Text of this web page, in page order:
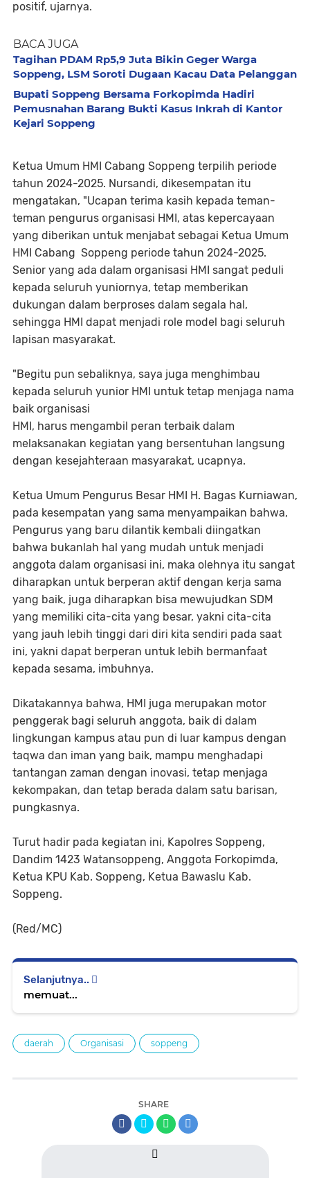
positif, ujarnya.
BACA JUGA
Tagihan PDAM Rp5,9 Juta Bikin Geger Warga
Soppeng, LSM Soroti Dugaan Kacau Data Pelanggan
Bupati Soppeng Bersama Forkopimda Hadiri
Pemusnahan Barang Bukti Kasus Inkrah di Kantor
Kejari Soppeng
Ketua Umum HMI Cabang Soppeng terpilih periode
tahun 2024-2025. Nursandi, dikesempatan itu
mengatakan, "Ucapan terima kasih kepada teman-
teman pengurus organisasi HMI, atas kepercayaan
yang diberikan untuk menjabat sebagai Ketua Umum
HMI Cabang Soppeng periode tahun 2024-2025.
Senior yang ada dalam organisasi HMI sangat peduli
kepada seluruh yuniornya, tetap memberikan
dukungan dalam berproses dalam segala hal,
sehingga HMI dapat menjadi role model bagi seluruh
lapisan masyarakat.
"Begitu pun sebaliknya, saya juga menghimbau
kepada seluruh yunior HMI untuk tetap menjaga nama
baik organisasi
HMI, harus mengambil peran terbaik dalam
melaksanakan kegiatan yang bersentuhan langsung
dengan kesejahteraan masyarakat, ucapnya.
Ketua Umum Pengurus Besar HMI H. Bagas Kurniawan,
pada kesempatan yang sama menyampaikan bahwa,
Pengurus yang baru dilantik kembali diingatkan
bahwa bukanlah hal yang mudah untuk menjadi
anggota dalam organisasi ini, maka olehnya itu sangat
diharapkan untuk berperan aktif dengan kerja sama
yang baik, juga diharapkan bisa mewujudkan SDM
yang memiliki cita-cita yang besar, yakni cita-cita
yang jauh lebih tinggi dari diri kita sendiri pada saat
ini, yakni dapat berperan untuk lebih bermanfaat
kepada sesama, imbuhnya.
Dikatakannya bahwa, HMI juga merupakan motor
penggerak bagi seluruh anggota, baik di dalam
lingkungan kampus atau pun di luar kampus dengan
taqwa dan iman yang baik, mampu menghadapi
tantangan zaman dengan inovasi, tetap menjaga
kekompakan, dan tetap berada dalam satu barisan,
pungkasnya.
Turut hadir pada kegiatan ini, Kapolres Soppeng,
Dandim 1423 Watansoppeng, Anggota Forkopimda,
Ketua KPU Kab. Soppeng, Ketua Bawaslu Kab.
Soppeng.
(Red/MC)
Selanjutnya..
memuat...
daerah Organisasi soppeng
SHARE